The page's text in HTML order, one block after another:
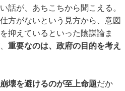
話が、あちこちから聞こえる。
方がないという見方から、意図
抑えているといった陰謀論ま
重要なのは、政府の目的を考え
壊を避けるのが至上命題だか